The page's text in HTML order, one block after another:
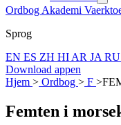
Ordbog Akademi
Sprog
EN ES ZH HI AR JA RU
Download appen
Hjem > Ordbog > F >
Femten i